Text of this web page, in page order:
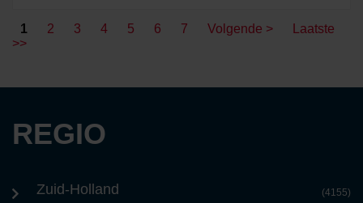
1 2 3 4 5 6 7 Volgende >
Laatste
>>
REGIO
Zuid-Holland (4155)